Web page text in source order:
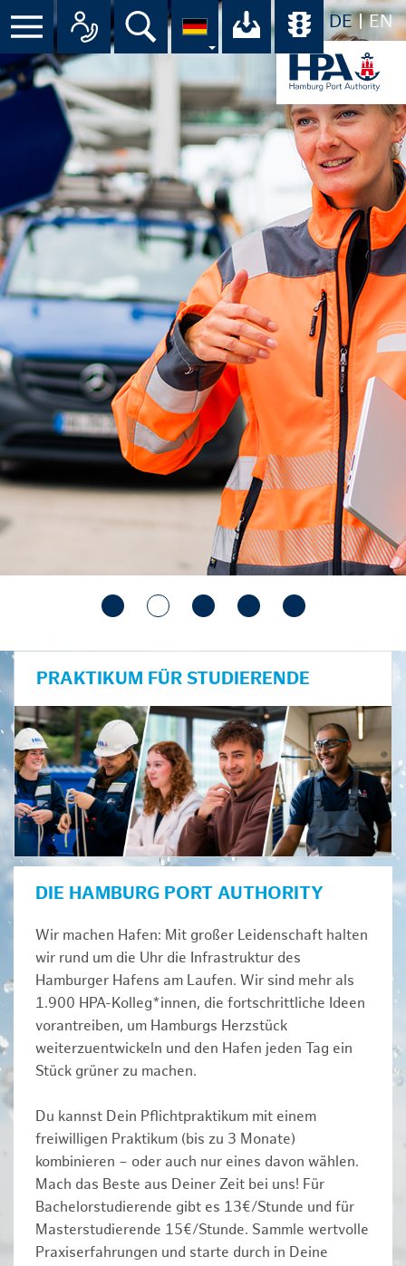
DE EN
Menü Alle Ansprechpartner im
Suche Ihr Download-
PRAKTIKUM FÜR STUDIERENDE
DIE HAMBURG PORT AUTHORITY
Wir machen Hafen: Mit großer Leidenschaft halten
wir rund um die Uhr die Infrastruktur des
Hamburger Hafens am Laufen. Wir sind mehr als
1.900 HPA-Kolleg*innen, die fortschrittliche Ideen
vorantreiben, um Hamburgs Herzstück
weiterzuentwickeln und den Hafen jeden Tag ein
Stück grüner zu machen.
Du kannst Dein Pflichtpraktikum mit einem
freiwilligen Praktikum (bis zu 3 Monate)
kombinieren – oder auch nur eines davon wählen.
Mach das Beste aus Deiner Zeit bei uns! Für
Bachelorstudierende gibt es 13€/Stunde und für
Masterstudierende 15€/Stunde. Sammle wertvolle
Praxiserfahrungen und starte durch in Deine